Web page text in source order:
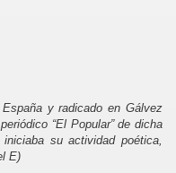
y radicado en Gálvez
“El Popular” de dicha
su actividad poética,
E)